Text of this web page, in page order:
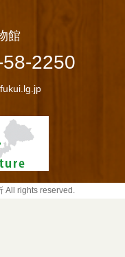
館
2250
All rights reserved.